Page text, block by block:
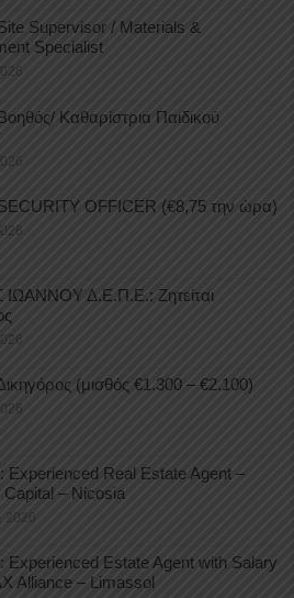
Site Supervisor / Materials &
Specialist
Βοηθός/ Καθαρίστρια Παιδικού
SECURITY OFFICER (€8,75 την ώρα)
Δ.Ε.Π.Ε.: Ζητείται
Δικηγόρος (μισθός €1.300 – €2.100)
Experienced Real Estate Agent –
– Nicosia
2026
Experienced Estate Agent with Salary
Alliance – Limassol